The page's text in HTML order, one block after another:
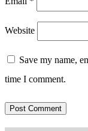
Website
Save my name,
time I comment.